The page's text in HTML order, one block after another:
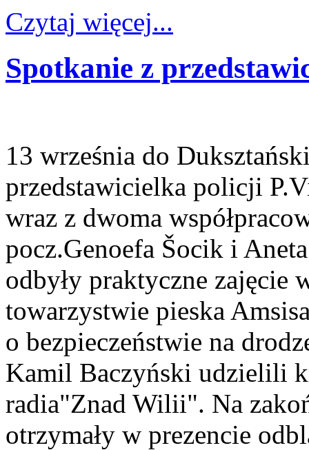
Czytaj więcej...
Spotkanie z
13 września do
przedstawicielka policji
wraz z dwoma
pocz.Genoefa Šocik i
odbyły praktyczne zajęcie
towarzystwie pieska
o bezpieczeństwie na
Kamil Baczyński udzielili
radia"Znad Wilii". Na
otrzymały w prezencie